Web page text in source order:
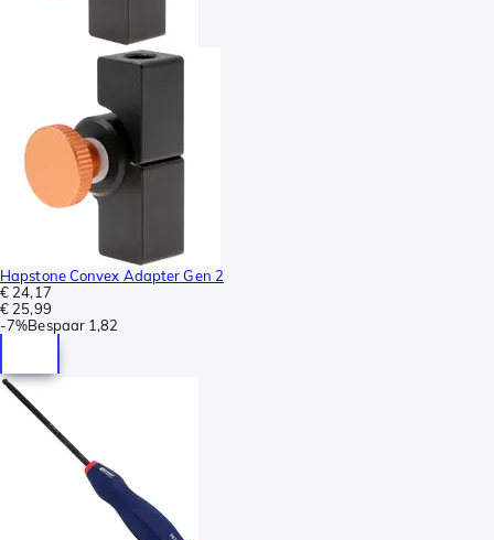
Hapstone Convex Adapter Gen 2
€ 24,17
€ 25,99
-7%Bespaar 1,82